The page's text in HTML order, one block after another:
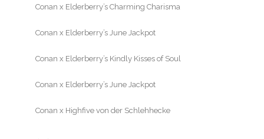
Conan x Elderberry’s Charming Charisma
Conan x Elderberry’s June Jackpot
Conan x Elderberry’s Kindly Kisses of Soul
Conan x Elderberry’s June Jackpot
Conan x Highfive von der Schlehhecke